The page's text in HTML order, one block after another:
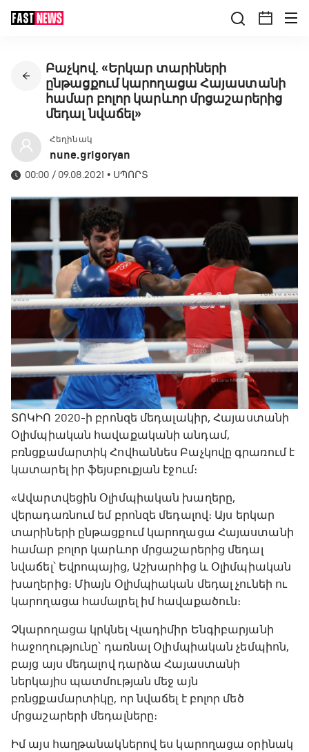
Բաչկով. «Երկար տարիների
ընթացքում կարողացա Հայաստանի
համար բոլոր կարևոր մրցաշարերից
մեդալ նվաճել»
Հեղինակ
nune.grigoryan
00:00 / 09.08.2021 • ՍՊՈՐՏ
ՏՈԿԻՈ 2020-ի բրոնզե մեդալակիր, Հայաստանի
Օլիմպիական հավաքականի անդամ,
բռնցքամարտիկ Հովհաննես Բաչկովը գրառում է
կատարել իր ֆեյսբուքյան էջում։
«Ավարտվեցին Օլիմպիական խաղերը,
վերադառնում եմ բրոնզե մեդալով։ Այս երկար
տարիների ընթացքում կարողացա Հայաստանի
համար բոլոր կարևոր մրցաշարերից մեդալ
նվաճել՝ Եվրոպայից, Աշխարհից և Օլիմպիական
խաղերից։ Միայն Օլիմպիական մեդալ չունեի ու
կարողացա համալրել իմ հավաքածուն։
Չկարողացա կրկնել Վլադիմիր Ենգիբարյանի
հաջողությունը՝ դառնալ Օլիմպիական չեմպիոն,
բայց այս մեդալով դարձա Հայաստանի
ներկայիս պատմության մեջ այն
բռնցքամարտիկը, որ նվաճել է բոլոր մեծ
մրցաշարերի մեդալները։
Իմ այս հաղթանակներով ես կարողացա օրինակ